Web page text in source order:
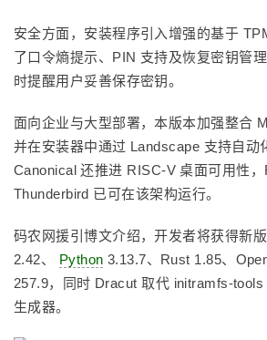
安全方面，安装程序引入增强的基于
了口令熵提示、PIN 支持及恢复密钥管
时提醒用户妥善保存密钥。
面向企业与大型部署，本版本加强整合
并在安装器中通过 Landscape 支持自动
Canonical 还推进 RISC-V 桌面可用性
Thunderbird 已可在该架构运行。
码农网援引博文介绍，开发者将获得新
2.42、 Python 3.13.7、Rust 1.85、
257.9，同时 Dracut 取代 initramfs-
生成器。